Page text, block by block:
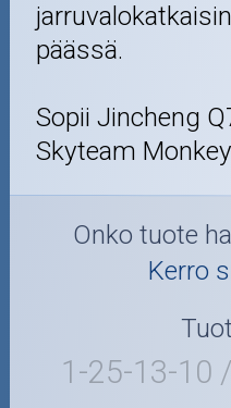
päässä.
Sopii Jincheng
Skyteam
Onko tuote
Kerro
1-25-13-10